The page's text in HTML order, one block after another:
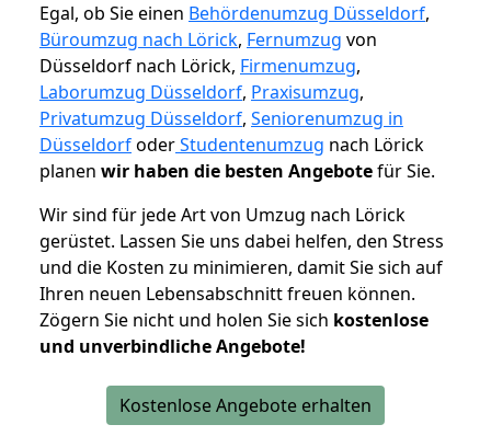
Egal, ob Sie einen Behördenumzug Düsseldorf,
Büroumzug nach Lörick, Fernumzug von
Düsseldorf nach Lörick, Firmenumzug,
Laborumzug Düsseldorf, Praxisumzug,
Privatumzug Düsseldorf, Seniorenumzug in
DüsseldorfoderStudentenumzug nach Lörick
planen wir haben die besten Angebotefür Sie.
Wir sind für jede Art von Umzug nach Lörick
gerüstet. Lassen Sie uns dabei helfen, den Stress
und die Kosten zu minimieren, damit Sie sich auf
Ihren neuen Lebensabschnitt freuen können.
Zögern Sie nicht und holen Sie sich kostenlose
und unverbindliche Angebote!
Kostenlose Angebote erhalten